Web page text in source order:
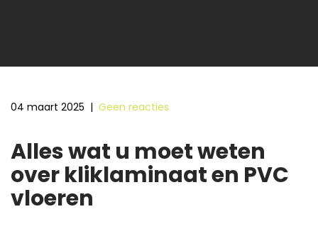
04 maart 2025 | Geen reacties
Alles wat u moet weten
over kliklaminaat en PVC
vloeren